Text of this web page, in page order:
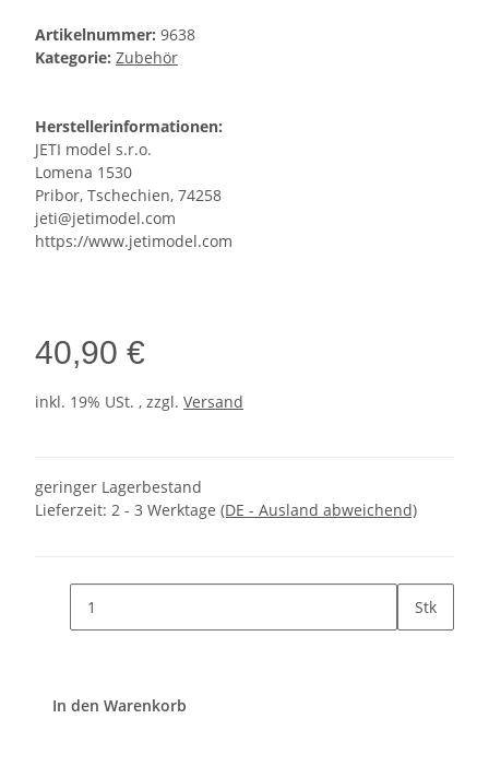
Artikelnummer: 9638
Kategorie: Zubehör
Herstellerinformationen:
JETI model s.r.o.
Lomena 1530
Pribor, Tschechien, 74258
jeti@jetimodel.com
https://www.jetimodel.com
40,90 €
inkl. 19% USt. , zzgl. Versand
geringer Lagerbestand
Lieferzeit: 2 - 3 Werktage (DE - Ausland abweichend)
Stk
In den Warenkorb